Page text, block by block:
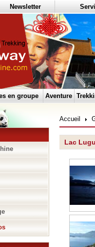
Newsletter
en groupe Aventure
Accueil
Lac